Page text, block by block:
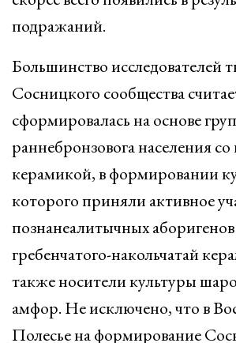
подражаний.
Большинство исследователей
Сосницкого сообщества
сформировалась на основе
раннебронзовога населения
керамикой, в формировании
которого приняли активное
познанеалитычных
гребенчатого-накольчатай
также носители культуры
амфор. Не исключено, что в
Полесье на формирование